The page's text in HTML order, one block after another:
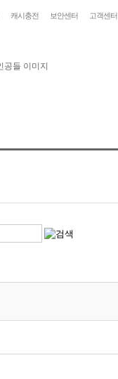
캐시충전 보안센터 고객센터